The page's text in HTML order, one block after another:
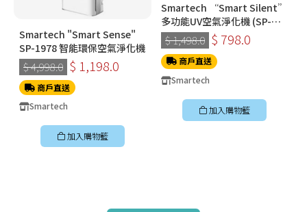
Smartech "Smart Sense"
SP-1978 智能環保空氣淨化機
$ 4,998.0 $ 1,198.0
商戶直送
Smartech
加入購物籃
Smartech “Smart Silent”
多功能UV空氣淨化機 (SP-
1778)
$ 1,498.0 $ 798.0
商戶直送
Smartech
加入購物籃